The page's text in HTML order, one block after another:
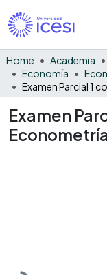
Home Academia
Economía
Examen